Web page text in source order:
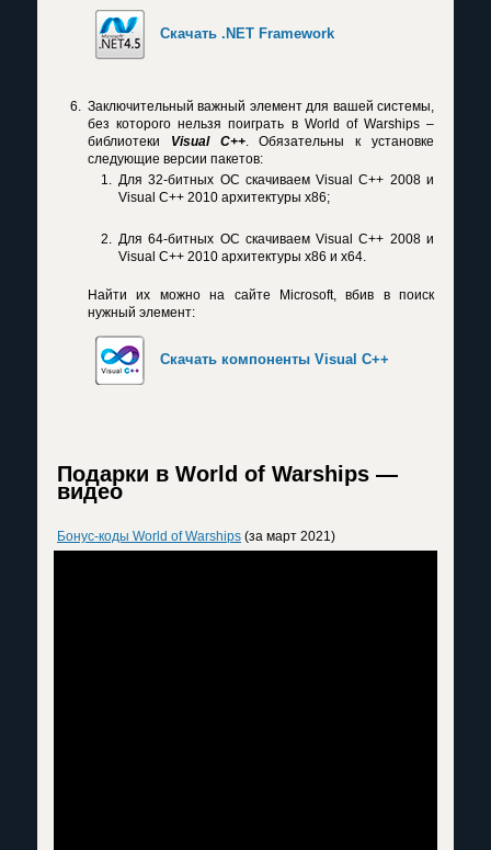
Скачать .NET Framework
Заключительный важный элемент для вашей системы,
без которого нельзя поиграть в World of Warships –
библиотеки Visual C++. Обязательны к установке
следующие версии пакетов:
Для 32-битных OC скачиваем Visual C++ 2008 и
Visual C++ 2010 архитектуры х86;
Для 64-битных OC скачиваем Visual C++ 2008 и
Visual C++ 2010 архитектуры х86 и х64.
Найти их можно на сайте Microsoft, вбив в поиск
нужный элемент:
Скачать компоненты Visual C++
Подарки в World of Warships —
видео
Бонус-коды World of Warships (за март 2021)